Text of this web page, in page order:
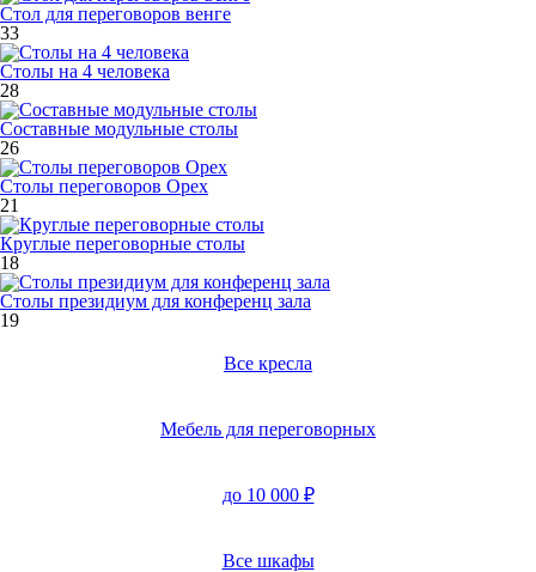
Стол для переговоров венге
33
Столы на 4 человека
28
Составные модульные столы
26
Столы переговоров Орех
21
Круглые переговорные столы
18
Столы президиум для конференц зала
19
Все кресла
Мебель для переговорных
до 10 000 ₽
Все шкафы